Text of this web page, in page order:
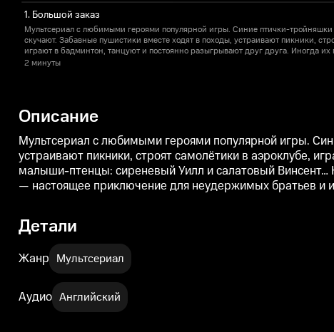
1. Большой заказ
Мультсериал с любимыми героями популярной игры. Синие птички-
скучают. Забавные пушистики вместе ходят в походы, устраивают пикники,
играют в бадминтон, танцуют и постоянно разыгрывают друг друга. Иногда
малыши-птенцы: сиреневый Уилл и салатовый Винсент… Но весёлое пернатое
2 минуты
Описание
Мультсериал с любимыми героями популярной игры.
устраивают пикники, строят самолётики в аэроклубе,
малыши-птенцы: сиреневый Уилл и салатовый Винсент…
— настоящее приключение для неудержимых братьев и
Детали
Жанр Мультсериал
Аудио Английский